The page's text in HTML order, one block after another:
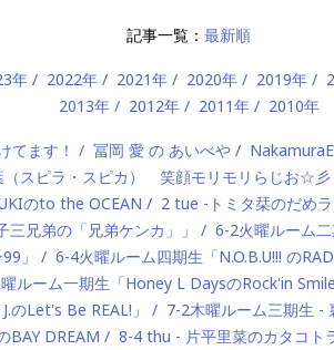
記事一覧： 最新順
年 2022年 2021年 2020年 2019年
2013年
2012年 2011年 2010年
てます！ 冨岡 愛 の あいべや
（スピラ・スピカ） 笑顔モリモリらじお☆彡
のto the OCEAN 2 tue -トミタ栞のだめ
兄弟の「兄弟ケンカ」」 6-2火曜ルーム
」
6-4火曜ルーム四期生「N.O.B.U!!! の
ルーム一期生「Honey L DaysのRock'in
のLet's Be REAL!」
7-2木曜ルーム三期生
BAY DREAM
8-4 thu - 片平里菜のカタコト